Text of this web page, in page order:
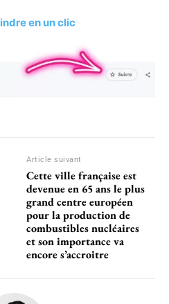
en un clic
Article suivant
Cette ville française est
devenue en 65 ans le plus
grand centre européen
pour la production de
combustibles nucléaires
et son importance va
encore s’accroitre